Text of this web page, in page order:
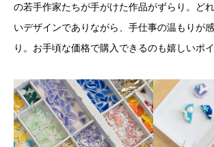
の若手作家たちが手がけた作品がずらり。ど
いデザインでありながら、手仕事の温もりが
り。お手頃な価格で購入できるのも嬉しいポイ